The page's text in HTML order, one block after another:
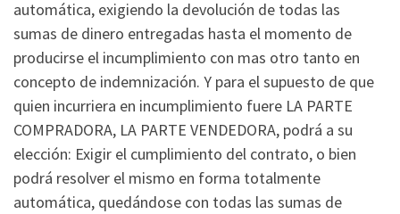
automática, exigiendo la devolución de todas las
sumas de dinero entregadas hasta el momento de
producirse el incumplimiento con mas otro tanto en
concepto de indemnización. Y para el supuesto de que
quien incurriera en incumplimiento fuere LA PARTE
COMPRADORA, LA PARTE VENDEDORA, podrá a su
elección: Exigir el cumplimiento del contrato, o bien
podrá resolver el mismo en forma totalmente
automática, quedándose con todas las sumas de